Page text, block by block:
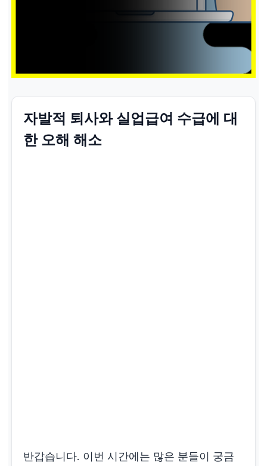
자발적 퇴사와 실업급여 수급에 대
한 오해 해소
반갑습니다. 이번 시간에는 많은 분들이 궁금